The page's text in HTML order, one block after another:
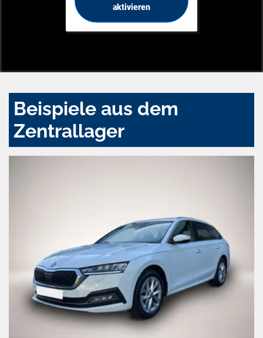
aktivieren
Beispiele aus dem
Zentrallager